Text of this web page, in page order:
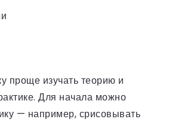
проще изучать теорию и
Для начала можно
— например, срисовывать